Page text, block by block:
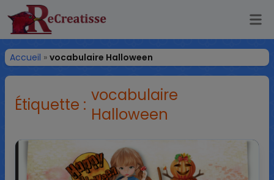
ReCreatisse
Accueil » vocabulaire Halloween
Étiquette : vocabulaire
Halloween